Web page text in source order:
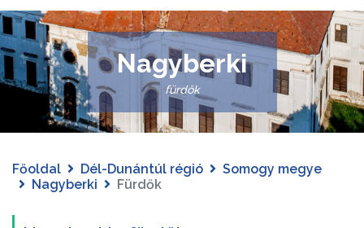
Nagyberki
fürdők
Főoldal Dél-Dunántúl régió
Somogy megye
Nagyberki
Fürdők